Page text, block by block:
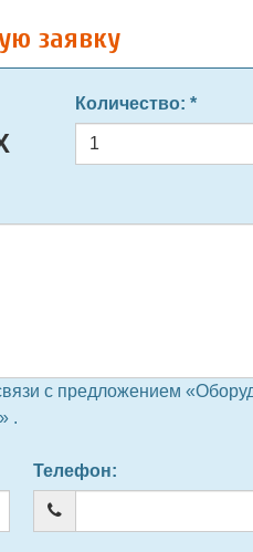
заявку
Количество: *
с предложением
.
Телефон: